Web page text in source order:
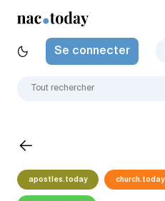
Se connecter
apostles.today church.today